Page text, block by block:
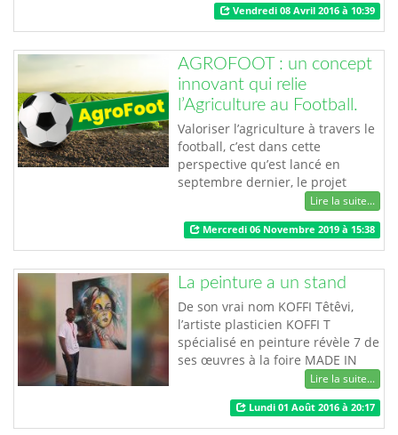
n’a presque pas le temps de
s’éloigner de ses joujoux
professionnels, téléphones et
portables. Permanemment en
relation avec l’extérieur, elle est
souvent obligée de…
Vendredi 08 Avril 2016 à 10:39
AGROFOOT : un concept
innovant qui relie
l’Agriculture au Football.
Valoriser l’agriculture à travers le
football, c’est dans cette
perspective qu’est lancé en
septembre dernier, le projet
AgroFoot, un projet qui vise à se
servir du football comme canal
idéal, pour promouvoir
l’agriculture durable, la
protection de l’environnement et
la consommation locale pour le
bien-être de nos populations.
Parrainé par Obil…
Lire la suite...
Mercredi 06 Novembre 2019 à 15:38
La peinture a un stand
De son vrai nom KOFFI Têtêvi,
l’artiste plasticien KOFFI T
spécialisé en peinture révèle 7 de
ses œuvres à la foire MADE IN
TOGO. Du réalisme à l’abstrait en
passant par le surréalisme, Koffi
T traduit dans ses créations aussi
bien peines que joies. Il est
Lire la suite...
Lundi 01 Août 2016 à 20:17